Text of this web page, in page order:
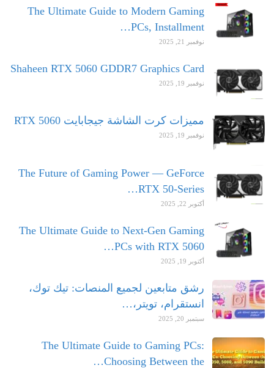
The Ultimate Guide to Modern Gaming
PCs, Installment…
نوفمبر 21, 2025
Shaheen RTX 5060 GDDR7 Graphics Card
نوفمبر 19, 2025
مميزات كرت الشاشة جيجابايت RTX 5060
نوفمبر 19, 2025
The Future of Gaming Power — GeForce
RTX 50-Series…
أكتوبر 22, 2025
The Ultimate Guide to Next-Gen Gaming
PCs with RTX 5060…
أكتوبر 19, 2025
رشق متابعين لجميع المنصات: تيك توك،
انستقرام، تويتر،…
سبتمبر 20, 2025
The Ultimate Guide to Gaming PCs:
Choosing Between the…